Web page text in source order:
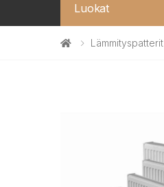
Luokat
Lämmityspatterit